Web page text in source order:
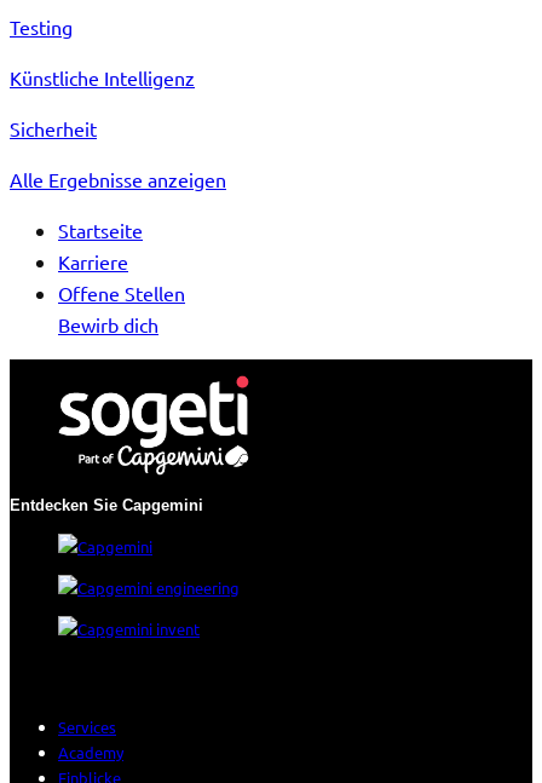
Testing
Künstliche Intelligenz
Sicherheit
Alle Ergebnisse anzeigen
Startseite
Karriere
Offene Stellen
Bewirb dich
Entdecken Sie Capgemini
Services
Academy
Einblicke